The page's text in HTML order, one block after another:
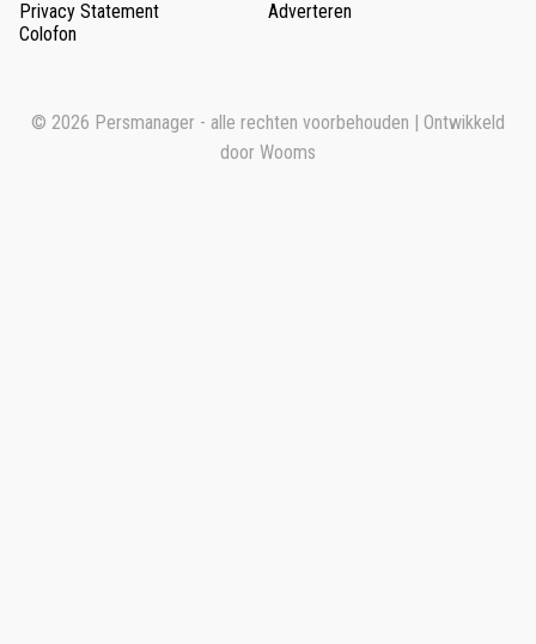
Privacy Statement
Colofon
Adverteren
© 2026 Persmanager - alle rechten voorbehouden | Ontwikkeld
door Wooms